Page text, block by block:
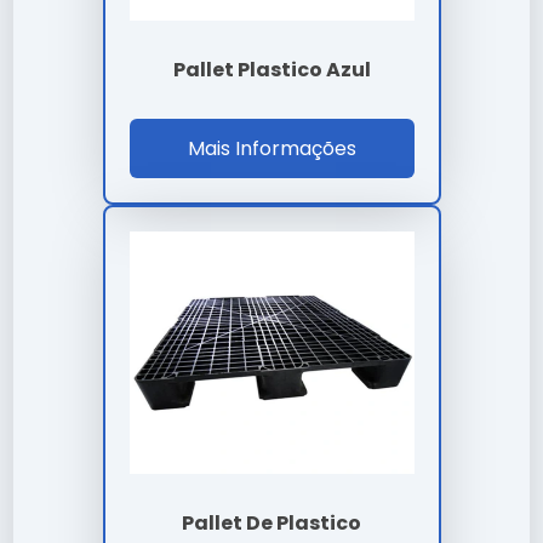
A manutenção preventiva depallet de plastico são
desnecessárias na sua linha de produção.
pallet de plastico são paulo
desenvolvimento focado em eficiência real.
pallet de plastico são paulo no seu fluxo de trabalho.
Lembramos que o uso depallet de plastico são
em desacordo com as normas técnicas pode
comprometer a segurança. Consulte sempre nossa
investimento tenha um retorno sólido ao longo do
Pallet Plastico Azul
Mais Informações
Pallet De Plastico